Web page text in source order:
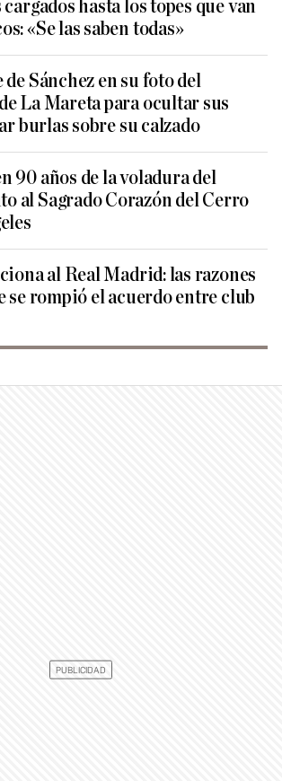
hasta los topes que van
«Se las saben todas»
Sánchez en su foto del
La Mareta para ocultar sus
burlas sobre su calzado
90 años de la voladura del
al Sagrado Corazón del Cerro
al Real Madrid: las razones
se rompió el acuerdo entre club